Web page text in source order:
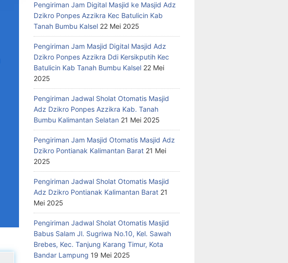
Pengiriman Jam Digital Masjid ke Masjid Adz
Dzikro Ponpes Azzikra Kec Batulicin Kab
Tanah Bumbu Kalsel 22 Mei 2025
Pengiriman Jam Masjid Digital Masjid Adz
Dzikro Ponpes Azzikra Ddi Kersikputih Kec
Batulicin Kab Tanah Bumbu Kalsel 22 Mei
2025
Pengiriman Jadwal Sholat Otomatis Masjid
Adz Dzikro Ponpes Azzikra Kab. Tanah
Bumbu Kalimantan Selatan 21 Mei 2025
Pengiriman Jam Masjid Otomatis Masjid Adz
Dzikro Pontianak Kalimantan Barat 21 Mei
2025
Pengiriman Jadwal Sholat Otomatis Masjid
Adz Dzikro Pontianak Kalimantan Barat 21
Mei 2025
Pengiriman Jadwal Sholat Otomatis Masjid
Babus Salam Jl. Sugriwa No.10, Kel. Sawah
Brebes, Kec. Tanjung Karang Timur, Kota
Bandar Lampung 19 Mei 2025